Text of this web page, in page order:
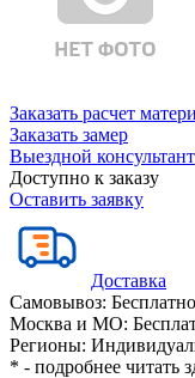
Заказать расчет
Заказать замер
Выездной консультант
Доступно к заказу
Оставить заявку
Доставка
Самовывоз: Бесплатно
Москва и МО:
Регионы:
* - подробнее читать